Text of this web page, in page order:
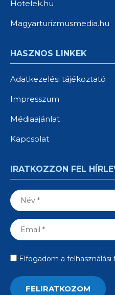
Hotelek.hu
Magyarturizmusmedia.hu
HASZNOS LINKEK
Adatkezelési tájékoztató
Impresszum
Médiaajánlat
Kapcsolat
IRATKOZZON FEL
Elfogadom a